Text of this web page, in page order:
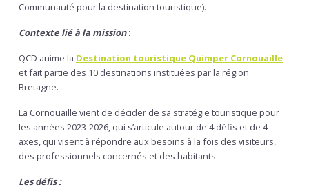
Communauté pour la destination touristique).
Contexte lié à la mission:
QCD anime la Destination touristique Quimper Cornouaille
et fait partie des 10 destinations instituées par la région
Bretagne.
La Cornouaille vient de décider de sa stratégie touristique pour
les années 2023-2026, qui s’articule autour de 4 défis et de 4
axes, qui visent à répondre aux besoins à la fois des visiteurs,
des professionnels concernés et des habitants.
Les défis :